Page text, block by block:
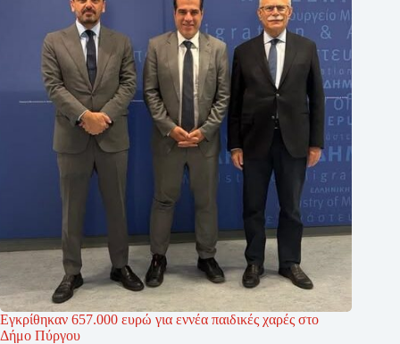
Εγκρίθηκαν 657.000 ευρώ για εννέα παιδικές χαρές στο
Δήμο Πύργου